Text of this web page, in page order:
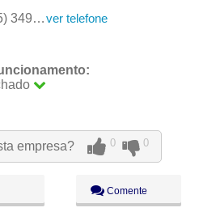
4108 ver telefone
- 18:00
- 18:00
empresa? 0 0
Comente